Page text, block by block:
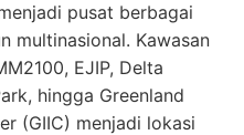
pusat berbagai
multinasional. Kawasan
EJIP, Delta
hingga Greenland
(GIIC) menjadi lokasi